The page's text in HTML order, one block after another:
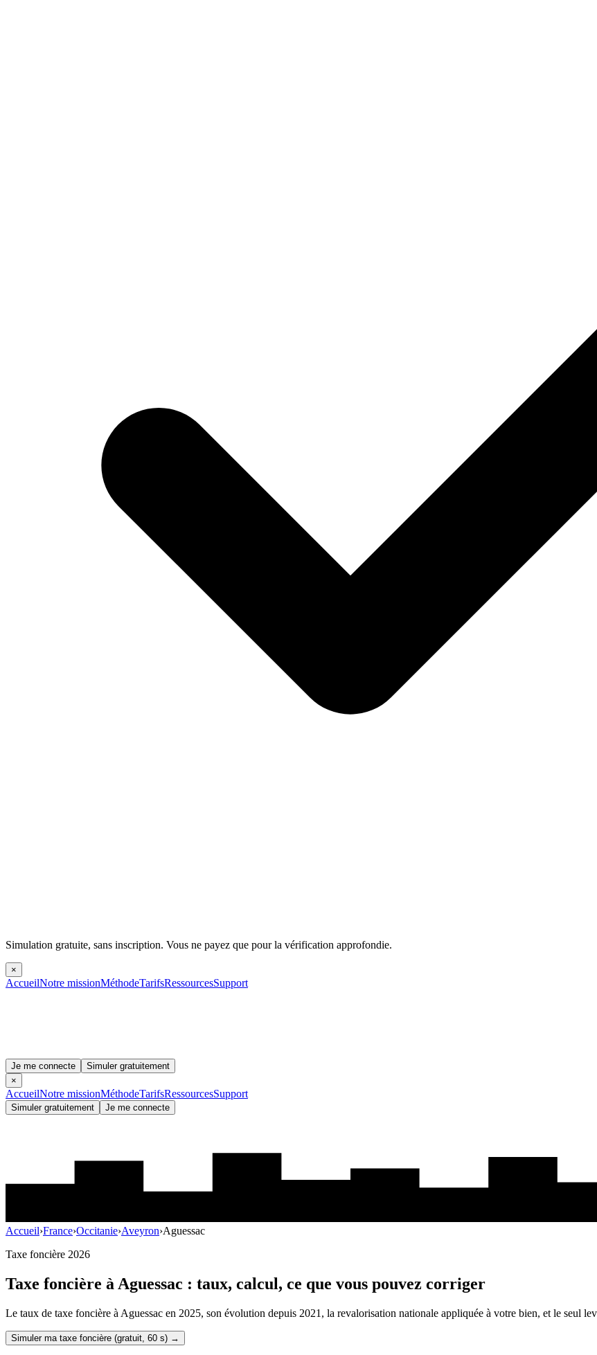
Simulation gratuite, sans inscription. Vous ne payez que pour la vérification approfondie.
×
AccueilNotre missionMéthodeTarifsRessourcesSupport
Je me connecte
Simuler gratuitement
×
AccueilNotre missionMéthodeTarifsRessourcesSupport
Simuler gratuitement Je me connecte
Accueil›France›Occitanie›Aveyron›Aguessac
Taxe foncière 2026
Taxe foncière à Aguessac : taux, calcul, ce que vous pouvez corriger
Le taux de taxe foncière à Aguessac en 2025, son évolution depuis 2021, la revalorisation nationale appliquée à votre bien, et le seul
Simuler ma taxe foncière (gratuit, 60 s) →